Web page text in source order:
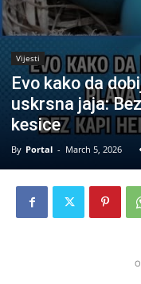
Vijesti
Evo kako da
uskrsna jaja:
kesice
By Portal - March 5, 2026